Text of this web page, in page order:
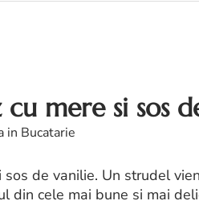
mere si sos
in Bucatarie
de vanilie. Un strudel
din cele mai bune si mai